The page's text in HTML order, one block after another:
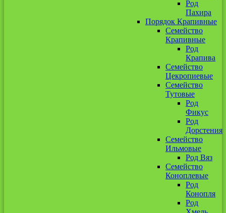
Род
Пахира
Порядок Крапивные
Семейство
Крапивные
Род
Крапива
Семейство
Цекропиевые
Семейство
Тутовые
Род
Фикус
Род
Дорстения
Семейство
Ильмовые
Род Вяз
Семейство
Коноплевые
Род
Конопля
Род